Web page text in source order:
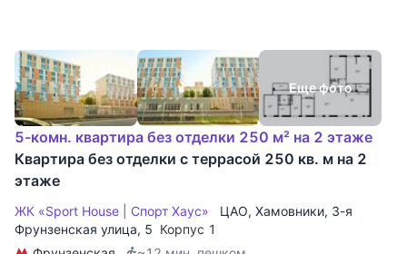
Еще фото
5-комн. квартира без отделки 250 м² на 2 этаже
Квартира без отделки с террасой 250 кв. м на 2
этаже
ЖК «Sport House | Спорт Хаус» ЦАО, Хамовники, 3-я
Фрунзенская улица, 5 Корпус 1